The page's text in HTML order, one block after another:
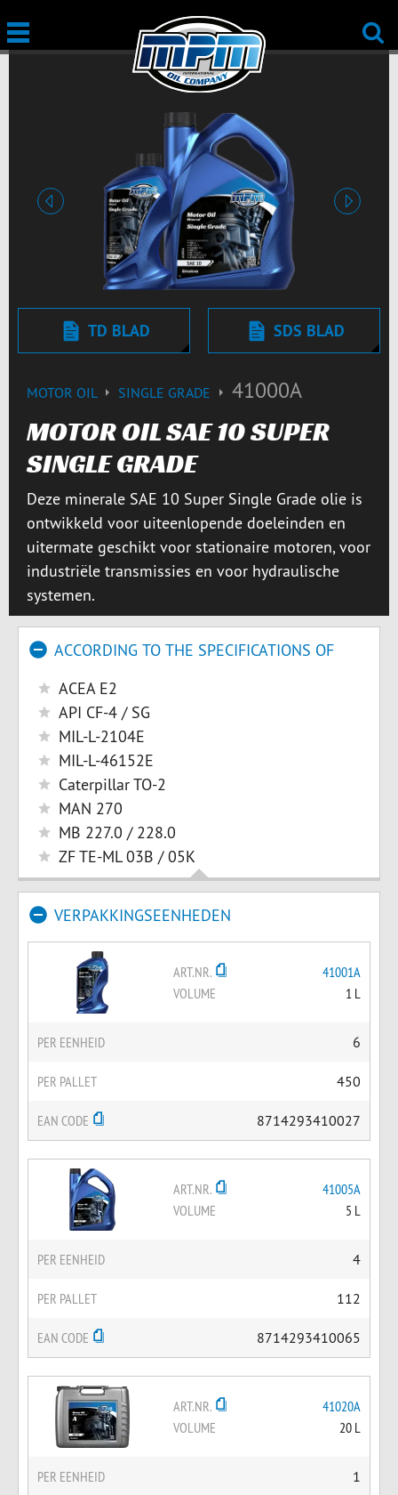
Vorige
TD BLAD SDS BLAD
MOTOR OIL SINGLE GRADE 41000A
MOTOR OIL SAE 10 SUPER
SINGLE GRADE
Deze minerale SAE 10 Super Single Grade olie is
ontwikkeld voor uiteenlopende doeleinden en
uitermate geschikt voor stationaire motoren, voor
industriële transmissies en voor hydraulische
systemen.
ACCORDING TO THE SPECIFICATIONS OF
ACEA E2
API CF-4 / SG
MIL-L-2104E
MIL-L-46152E
Caterpillar TO-2
MAN 270
MB 227.0 / 228.0
ZF TE-ML 03B / 05K
VERPAKKINGSEENHEDEN
ART.NR.
41001A
VOLUME
1 L
PER EENHEID 6
PER PALLET 450
EAN CODE 8714293410027
ART.NR.
41005A
VOLUME
5 L
PER EENHEID 4
PER PALLET 112
EAN CODE 8714293410065
ART.NR.
41020A
VOLUME
20 L
PER EENHEID 1